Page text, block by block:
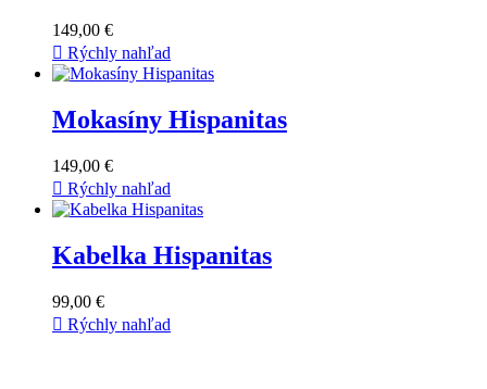
149,00 €
 Rýchly nahľad
Mokasíny Hispanitas
149,00 €
 Rýchly nahľad
Kabelka Hispanitas
99,00 €
 Rýchly nahľad